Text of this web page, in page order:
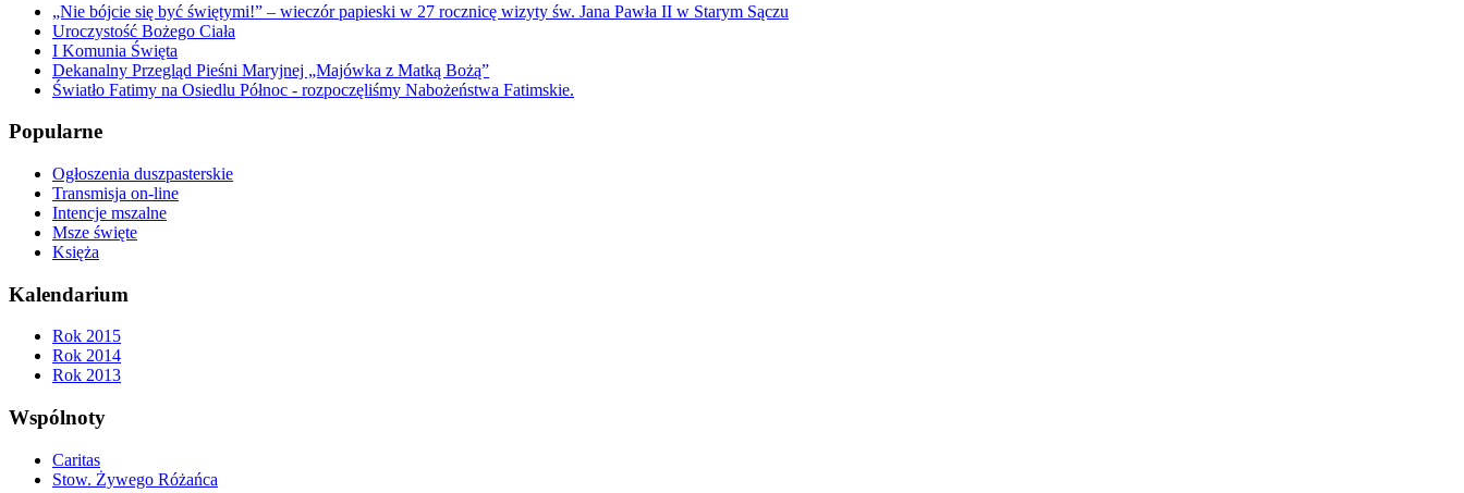
„Nie bójcie się być świętymi!” – wieczór papieski w 27 rocznicę wizyty św. Jana Pawła II w Starym Sączu
Uroczystość Bożego Ciała
I Komunia Święta
Dekanalny Przegląd Pieśni Maryjnej „Majówka z Matką Bożą”
Światło Fatimy na Osiedlu Północ - rozpoczęliśmy Nabożeństwa Fatimskie.
Popularne
Ogłoszenia duszpasterskie
Transmisja on-line
Intencje mszalne
Msze święte
Księża
Kalendarium
Rok 2015
Rok 2014
Rok 2013
Wspólnoty
Caritas
Stow. Żywego Różańca